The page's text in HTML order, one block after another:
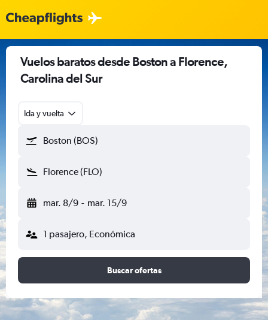
Vuelos baratos desde Boston a Florence,
Carolina del Sur
Ida y vuelta
Boston (BOS)
Florence (FLO)
mar. 8/9 - mar. 15/9
1 pasajero, Económica
Buscar ofertas